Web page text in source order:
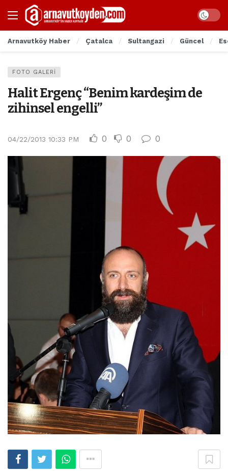
Arnavutköy Haber Çatalca Sultangazi Güncel
FOTO GALERI
Halit Ergenç “Benim kardeşim de
zihinsel engelli”
04/22/2013 10:33 PM 0 0 0